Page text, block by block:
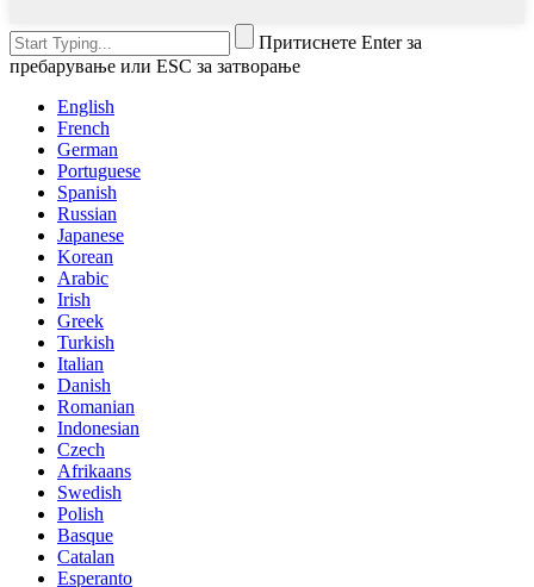
Притиснете Enter за
пребарување или ESC за затворање
English
French
German
Portuguese
Spanish
Russian
Japanese
Korean
Arabic
Irish
Greek
Turkish
Italian
Danish
Romanian
Indonesian
Czech
Afrikaans
Swedish
Polish
Basque
Catalan
Esperanto